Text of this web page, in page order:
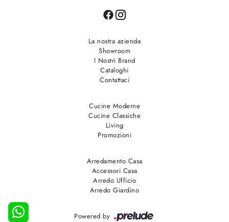
La nostra azienda
Showroom
I Nostri Brand
Cataloghi
Contattaci
Cucine Moderne
Cucine Classiche
Living
Promozioni
Arredamento Casa
Accessori Casa
Arredo Ufficio
Arredo Giardino
Powered by